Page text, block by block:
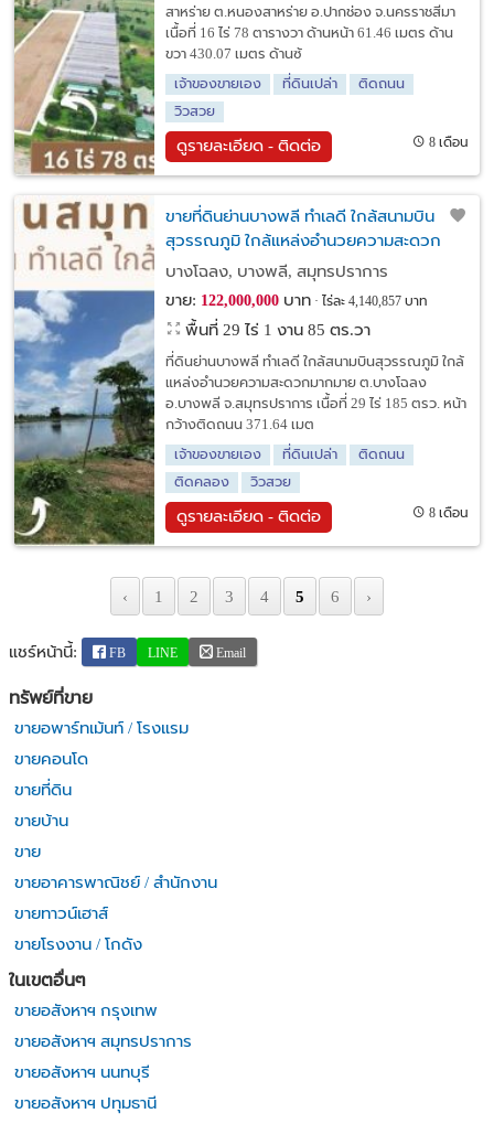
สาหร่าย ต.หนองสาหร่าย อ.ปากช่อง จ.นครราชสีมา
เนื้อที่ 16 ไร่ 78 ตารางวา ด้านหน้า 61.46 เมตร ด้าน
ขวา 430.07 เมตร ด้านซ้
เจ้าของขายเอง
ที่ดินเปล่า
ติดถนน
วิวสวย
ดูรายละเอียด - ติดต่อ 8 เดือน
ขายที่ดินย่านบางพลี ทำเลดี ใกล้สนามบิน
สุวรรณภูมิ ใกล้แหล่งอำนวยความสะดวก
มากมาย
บางโฉลง, บางพลี, สมุทรปราการ
ขาย: 122,000,000บาท ไร่ละ 4,140,857 บาท
พื้นที่ 29 ไร่ 1 งาน 85 ตร.วา
ที่ดินย่านบางพลี ทำเลดี ใกล้สนามบินสุวรรณภูมิ ใกล้
แหล่งอำนวยความสะดวกมากมาย ต.บางโฉลง
อ.บางพลี จ.สมุทรปราการ เนื้อที่ 29 ไร่ 185 ตรว. หน้า
กว้างติดถนน 371.64 เมต
เจ้าของขายเอง
ที่ดินเปล่า
ติดถนน
ติดคลอง
วิวสวย
ดูรายละเอียด - ติดต่อ 8 เดือน
‹ 1 2 3 4 5 6 ›
แชร์หน้านี้: FB LINE Email
ทรัพย์ที่ขาย
ขายอพาร์ทเม้นท์ / โรงแรม
ขายคอนโด
ขายที่ดิน
ขายบ้าน
ขาย
ขายอาคารพาณิชย์ / สำนักงาน
ขายทาวน์เฮาส์
ขายโรงงาน / โกดัง
ในเขตอื่นๆ
ขายอสังหาฯ กรุงเทพ
ขายอสังหาฯ สมุทรปราการ
ขายอสังหาฯ นนทบุรี
ขายอสังหาฯ ปทุมธานี